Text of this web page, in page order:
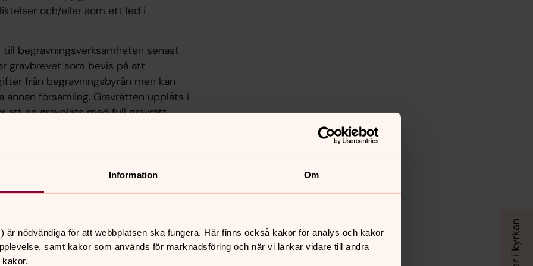
Information Om
är nödvändiga för att webbplatsen ska fungera. Här finns också kakor för analys och kakor
samt kakor som används för marknadsföring och när vi länkar vidare till andra
och/eller som ett led i
begravningsverksamheten senast
gravbrevet som bevis på att
från begravningsbyrån men kan
församling. Gravrätten upplåts i
att en gravplats med full gravrätt
gravanordning så som gravvård,
sätts upp ska
Personuppgifter behandlas för
av gravanordning. En
om att vårda graven, om en
i syfte att kunna